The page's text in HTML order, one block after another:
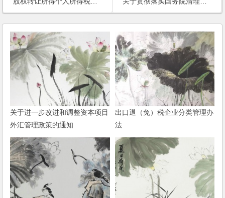
关于进一步改进和调整资本项目
外汇管理政策的通知
出口退（免）税企业分类管理办
法